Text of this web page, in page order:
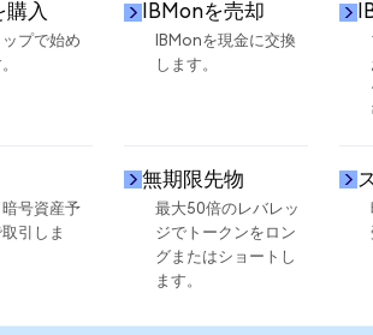
購入
プで始め
IBMonを売却
IBMonを現金に交換
します。
暗号資産予
引しま
無期限先物
最大50倍のレバレッ
ジでトークンをロン
グまたはショートし
ます。